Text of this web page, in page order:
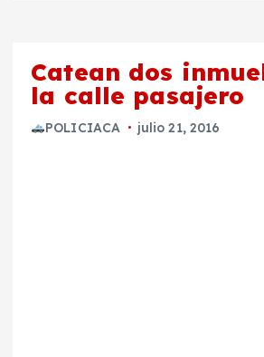
Catean dos
la calle pasajero
POLICIACA julio 21, 2016